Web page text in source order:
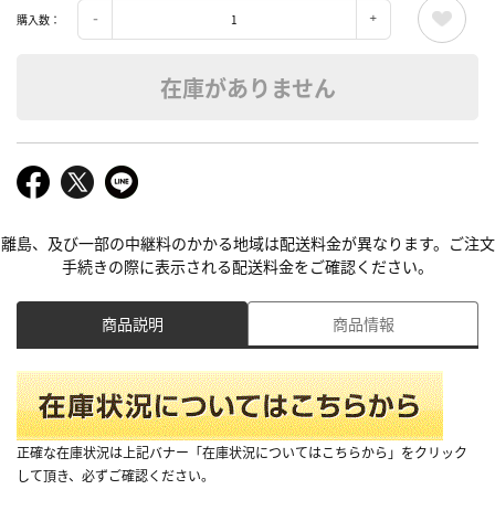
購入数：
在庫がありません
離島、及び一部の中継料のかかる地域は配送料金が異なります。ご注文
手続きの際に表示される配送料金をご確認ください。
商品説明 商品情報
正確な在庫状況は上記バナー「在庫状況についてはこちらから」をクリック
して頂き、必ずご確認ください。